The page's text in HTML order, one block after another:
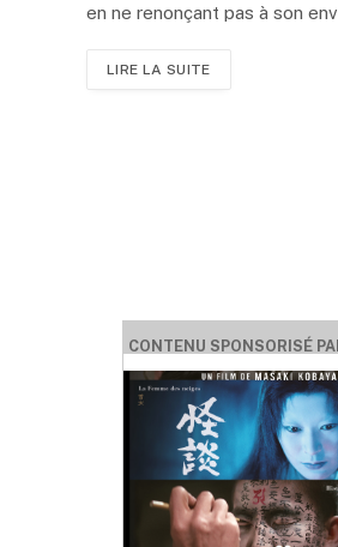
en ne renonçant pas à son
LIRE LA SUITE
CONTENU SPONSORISÉ